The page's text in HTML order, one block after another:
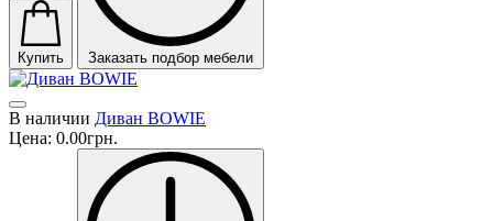
Купить Заказать подбор мебели
В наличии Диван BOWIE
Цена: 0.00грн.